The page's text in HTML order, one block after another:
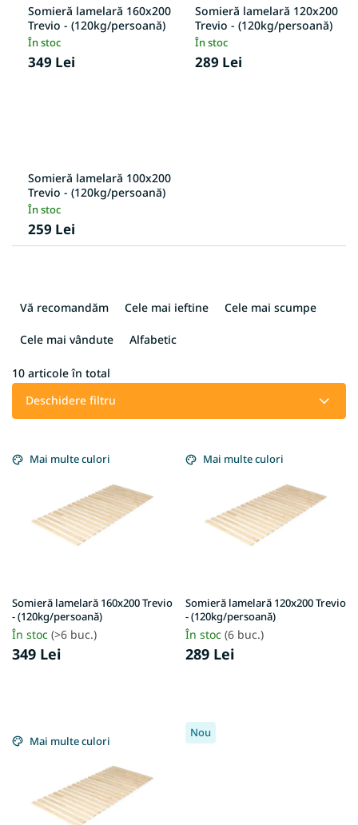
Somieră lamelară 160x200
Trevio - (120kg/persoană)
În stoc
349 Lei
Somieră lamelară 120x200
Trevio - (120kg/persoană)
În stoc
289 Lei
Somieră lamelară 100x200
Trevio - (120kg/persoană)
În stoc
259 Lei
e
e
t
p
u
i
Vă recomandăm Cele mai ieftine Cele mai scumpe
Cele mai vândute Alfabetic
10 articole în total
Deschidere filtru
i
u
s
e
Mai multe culori
Somieră lamelară 160x200 Trevio
- (120kg/persoană)
În stoc (>6 buc.)
349 Lei
Mai multe culori
Somieră lamelară 120x200 Trevio
- (120kg/persoană)
În stoc (6 buc.)
289 Lei
Mai multe culori
Nou